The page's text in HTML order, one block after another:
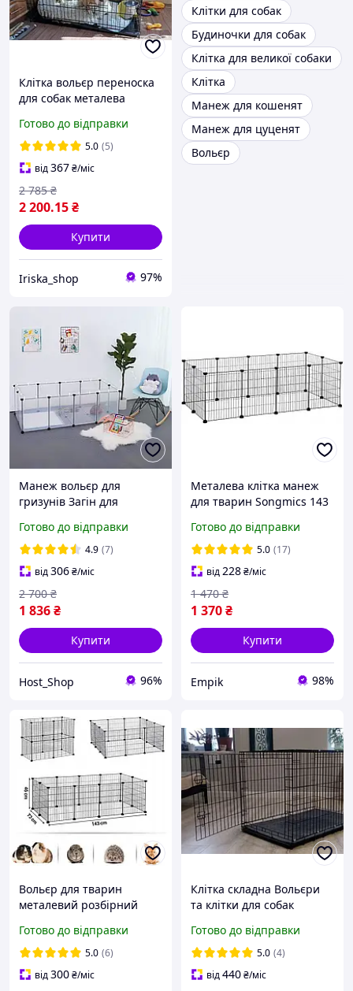
Клітка вольєр переноска
для собак металева
76Х47Х53 см
Готово до відправки
5.0 (5)
від367₴/міс
2 200.15₴
2 785 ₴
Купити
Iriska_shop 97%
Клітки для собак
Будиночки для собак
Клітка для великої собаки
Клітка
Манеж для кошенят
Манеж для цуценят
Вольєр
Манеж вольєр для
гризунів Загін для
для кроликів морських
свинок хом'яків
Готово до відправки
4.9 (7)
від306₴/міс
1 836₴
2 700 ₴
Купити
Host_Shop 96%
Металева клітка манеж
для тварин Songmics 143
Готово до відправки
5.0 (17)
від228₴/міс
1 370₴
1 470 ₴
Купити
Empik 98%
Вольєр для тварин
металевий розбірний
Вольєр для кота кролика
морської свинки
Готово до відправки
5.0 (6)
від300₴/міс
Клітка складна Вольєри
та клітки для собак
металева розмір 91x60x66
см
Готово до відправки
5.0 (4)
від440₴/міс